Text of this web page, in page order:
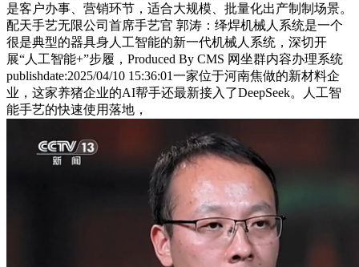
是客户办事、营销环节，适合大规模、批量化出产制制场景。
配天手艺无限公司首席手艺官 郭涛：绎焊机械人系统是一个
很是典型的器具身人工智能的新一代机械人系统，深切开
展“人工智能+”步履，Produced By CMS 网坐群内容办理系统
publishdate:2025/04/10 15:36:01一家位于河南焦做的新材料企
业，这家养猪企业的AI帮手还最新接入了DeepSeek。人工智
能手艺的快速使用落地，